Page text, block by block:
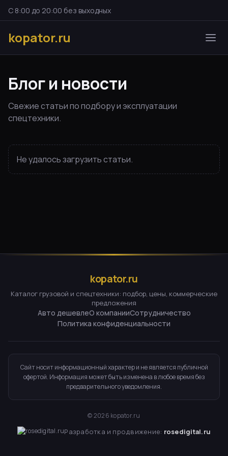
С 8:00 до 20:00 без выходных
kopator.ru
Блог и новости
Свежие статьи по подбору и эксплуатации
спецтехники.
Не удалось загрузить статьи.
kopator.ru
Каталог грузовой и спецтехники: подбор, цены, коммерческие
предложения
Авто дешевлеО компанииСотрудничество
Политика конфиденциальности
Сайт носит информационный характер и не является публичной
офертой. Информация может быть изменена в любое время без
предварительного уведомления.
©2026 kopator.ru
Разработка и продвижение: rosedigital.ru